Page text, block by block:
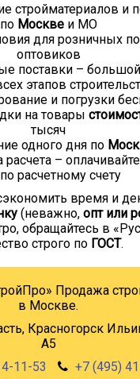
стройматериалов и
по Москвеи МО
для розничных
оптовиков
поставки –
этапов
и погрузки
на товары
тысяч
одного дня по
расчета –
расчетному счету
время и
(неважно, опт или
обращайтесь в
строго по ГОСТ.
Продажа
в Москве.
Красногорск
А5
11-53
+7 (495)